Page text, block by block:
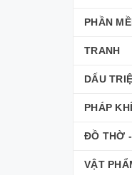
PHẦN
TRANH
DẤU
PHÁP
ĐỒ THỜ
VẬT